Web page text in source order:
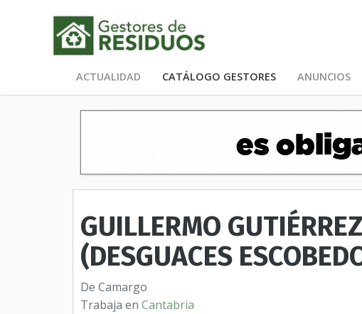
ACTUALIDAD CATÁLOGO GESTORES ANUNCIOS
GUILLERMO
(DESGUACES
De Camargo
Trabaja en Cantabria